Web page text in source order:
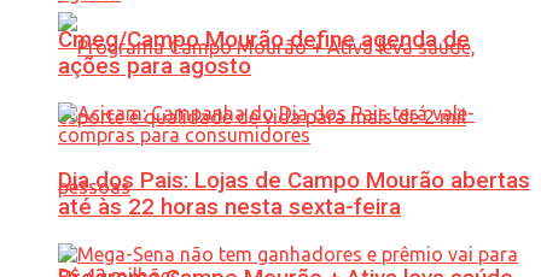
Cmeg/Campo Mourão define agenda de
ações para agosto
Dia dos Pais: Lojas de Campo Mourão abertas
até às 22 horas nesta sexta-feira